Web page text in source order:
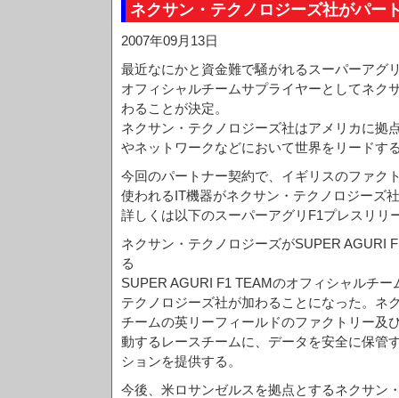
ネクサン・テクノロジーズ社がパー
2007年09月13日
最近なにかと資金難で騒がれるスーパーアグ
オフィシャルチームサプライヤーとしてネク
わることが決定。
ネクサン・テクノロジーズ社はアメリカに拠
やネットワークなどにおいて世界をリードす
今回のパートナー契約で、イギリスのファク
使われるIT機器がネクサン・テクノロジーズ
詳しくは以下のスーパーアグリF1プレスリリ
ネクサン・テクノロジーズがSUPER AGURI
る
SUPER AGURI F1 TEAMのオフィシャルチ
テクノロジーズ社が加わることになった。ネ
チームの英リーフィールドのファクトリー及
動するレースチームに、データを安全に保管
ションを提供する。
今後、米ロサンゼルスを拠点とするネクサン